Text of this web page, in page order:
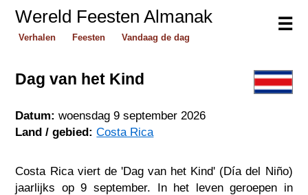
☰
Wereld Feesten Almanak
Verhalen Feesten Vandaag de dag
Dag van het Kind
Datum: woensdag 9 september 2026
Land / gebied: Costa Rica
Costa Rica viert de 'Dag van het Kind' (Día del Niño)
jaarlijks op 9 september. In het leven geroepen in